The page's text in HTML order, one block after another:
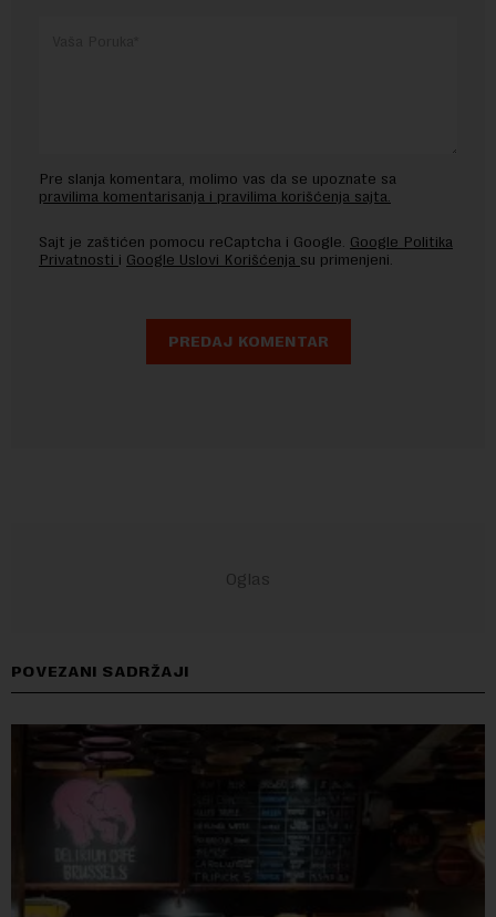
Pre slanja komentara, molimo vas da se upoznate sa
pravilima komentarisanja i pravilima korišćenja sajta.
Sajt je zaštićen pomocu reCaptcha i Google. Google Politika
Privatnosti i Google Uslovi Korišćenja su primenjeni.
POVEZANI SADRŽAJI